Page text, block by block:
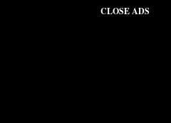
CLOSE ADS